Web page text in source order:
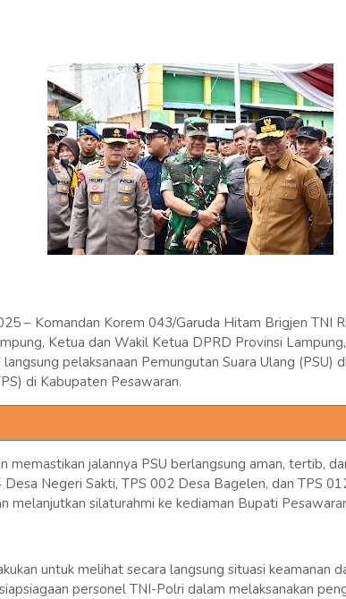
– Komandan Korem 043/Garuda Hitam Brigjen TNI
Ketua dan Wakil Ketua DPRD Provinsi
pelaksanaan Pemungutan Suara Ulang (PSU)
di Kabupaten Pesawaran.
memastikan jalannya PSU berlangsung aman, tertib,
Negeri Sakti, TPS 002 Desa Bagelen, dan TPS
melanjutkan silaturahmi ke kediaman Bupati
untuk melihat secara langsung situasi keamanan
personel TNI-Polri dalam melaksanakan